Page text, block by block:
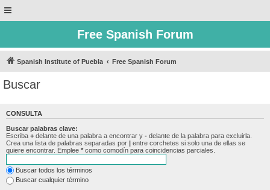
Free Spanish Forum
Spanish Institute of Puebla Free Spanish Forum
Buscar
CONSULTA
Buscar palabras clave:
Escriba + delante de una palabra a encontrar y - delante de la palabra para excluirla.
Crea una lista de palabras separadas por | entre corchetes si solo una de ellas se
quiere encontrar. Emplee * como comodín para coincidencias parciales.
Buscar todos los términos
Buscar cualquier término